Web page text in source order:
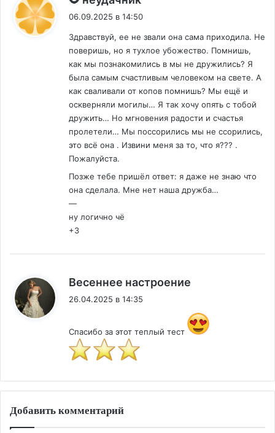
06.09.2025 в 14:50
Здравствуй, ее не звали она сама приходила. Не
поверишь, но я тухлое убожество. Помнишь,
как мы познакомились в мы не дружились? Я
была самым счастливым человеком на свете. А
как сваливали от копов помнишь? Мы ещё и
оскверняли могилы… Я так хочу опять с тобой
дружить… Но мгновения радости и счастья
пролетели… Мы поссорились мы не ссорились,
это всё она . Извини меня за то, что я??? .
Пожалуйста.
Позже тебе пришёл ответ: я даже не знаю что
она сделала. Мне нет наша дружба…
—
ну логично чё
+3
Весеннее настроение
26.04.2025 в 14:35
Спасибо за этот теплый тест
Добавить комментарий